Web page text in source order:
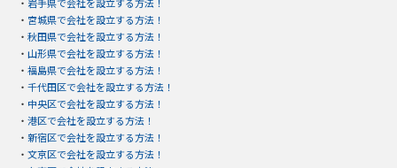
・ 岩手県で会社を設立する方法！
・ 宮城県で会社を設立する方法！
・ 秋田県で会社を設立する方法！
・ 山形県で会社を設立する方法！
・ 福島県で会社を設立する方法！
・ 千代田区で会社を設立する方法！
・ 中央区で会社を設立する方法！
・ 港区で会社を設立する方法！
・ 新宿区で会社を設立する方法！
・ 文京区で会社を設立する方法！